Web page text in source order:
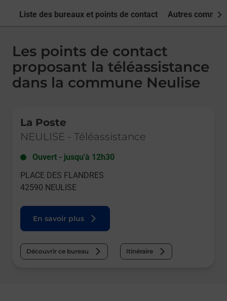
Liste des bureaux et points de contact Autres
Les points de contact
proposant la téléassistance
dans la commune Neulise
La Poste
NEULISE - Téléassistance
Ouvert - jusqu'à 12h30
PLACE DES FLANDRES
42590 NEULISE
En savoir plus
Découvrir ce bureau Itinéraire